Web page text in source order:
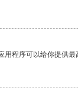
用程序可以给你提供